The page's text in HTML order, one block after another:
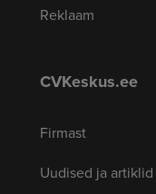
Reklaam
CVKeskus.ee
Firmast
Uudised ja artiklid